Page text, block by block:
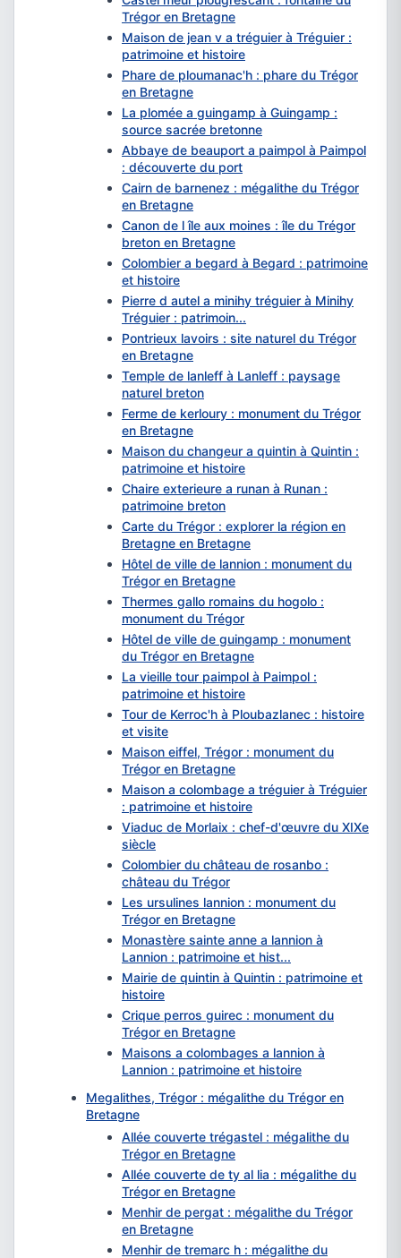
Trégor en Bretagne
Maison de jean v a tréguier à Tréguier :
patrimoine et histoire
Phare de ploumanac'h : phare du Trégor
en Bretagne
La plomée a guingamp à Guingamp :
source sacrée bretonne
Abbaye de beauport a paimpol à Paimpol
: découverte du port
Cairn de barnenez : mégalithe du Trégor
en Bretagne
Canon de l île aux moines : île du Trégor
breton en Bretagne
Colombier a begard à Begard : patrimoine
et histoire
Pierre d autel a minihy tréguier à Minihy
Tréguier : patrimoin...
Pontrieux lavoirs : site naturel du Trégor
en Bretagne
Temple de lanleff à Lanleff : paysage
naturel breton
Ferme de kerloury : monument du Trégor
en Bretagne
Maison du changeur a quintin à Quintin :
patrimoine et histoire
Chaire exterieure a runan à Runan :
patrimoine breton
Carte du Trégor : explorer la région en
Bretagne en Bretagne
Hôtel de ville de lannion : monument du
Trégor en Bretagne
Thermes gallo romains du hogolo :
monument du Trégor
Hôtel de ville de guingamp : monument
du Trégor en Bretagne
La vieille tour paimpol à Paimpol :
patrimoine et histoire
Tour de Kerroc'h à Ploubazlanec : histoire
et visite
Maison eiffel, Trégor : monument du
Trégor en Bretagne
Maison a colombage a tréguier à Tréguier
: patrimoine et histoire
Viaduc de Morlaix : chef-d'œuvre du XIXe
siècle
Colombier du château de rosanbo :
château du Trégor
Les ursulines lannion : monument du
Trégor en Bretagne
Monastère sainte anne a lannion à
Lannion : patrimoine et hist...
Mairie de quintin à Quintin : patrimoine et
histoire
Crique perros guirec : monument du
Trégor en Bretagne
Maisons a colombages a lannion à
Lannion : patrimoine et histoire
Megalithes, Trégor : mégalithe du Trégor en
Bretagne
Allée couverte trégastel : mégalithe du
Trégor en Bretagne
Allée couverte de ty al lia : mégalithe du
Trégor en Bretagne
Menhir de pergat : mégalithe du Trégor
en Bretagne
Menhir de tremarc h : mégalithe du